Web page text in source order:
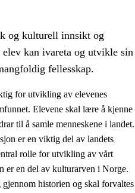
bevissthet
og kulturell innsikt og
kan ivareta og utvikle sin
fellesskap.
for utvikling av elevenes
Elevene skal lære å kjenne
til å samle menneskene i landet.
er en viktig del av landets
rolle for utvikling av vårt
er en del av kulturarven i Norge.
historien og skal forvaltes